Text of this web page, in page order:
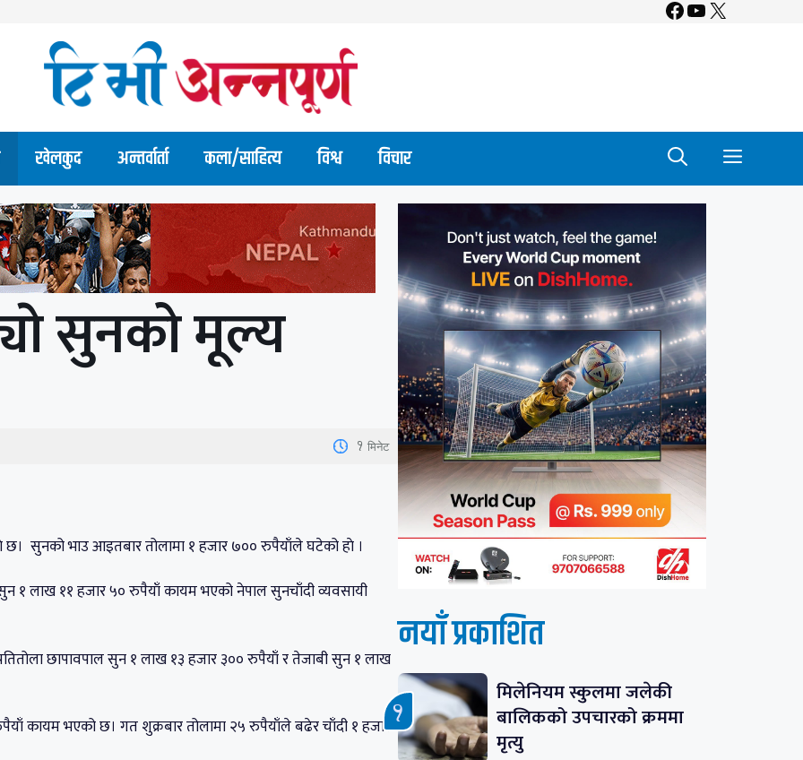
Facebook
YouTube
X
खेलकुद अन्तर्वार्ता कला/साहित्य विश्व विचार
सुनको मूल्य
1 मिनेट
छ। सुनको भाउ आइतबार तोलामा १ हजार ७०० रुपैयाँले घटेको हाे ।
१ लाख ११ हजार ५० रुपैयाँ कायम भएको नेपाल सुनचाँदी व्यवसायी
छापावपाल सुन १ लाख १३ हजार ३०० रुपैयाँ र तेजाबी सुन १ लाख
कायम भएको छ। गत शुक्रबार तोलामा २५ रुपैयाँले बढेर चाँदी १ हजार
नयाँ प्रकाशित
मिलेनियम स्कुलमा जलेकी
बालिकको उपचारको क्रममा
मृत्यु